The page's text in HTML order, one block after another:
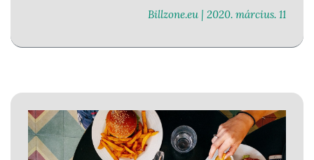
Billzone.eu | 2020. március. 11